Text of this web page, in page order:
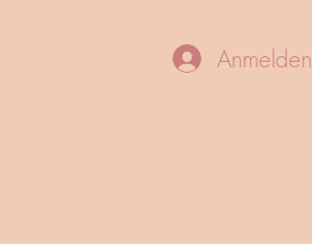
Anmelden